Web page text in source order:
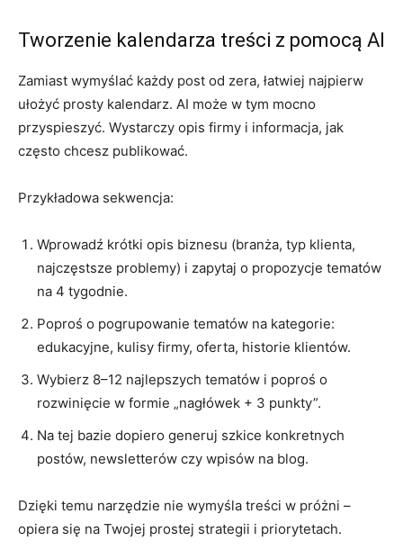
Tworzenie kalendarza treści z pomocą AI
Zamiast wymyślać każdy post od zera, łatwiej najpierw
ułożyć prosty kalendarz. AI może w tym mocno
przyspieszyć. Wystarczy opis firmy i informacja, jak
często chcesz publikować.
Przykładowa sekwencja:
Wprowadź krótki opis biznesu (branża, typ klienta,
najczęstsze problemy) i zapytaj o propozycje tematów
na 4 tygodnie.
Poproś o pogrupowanie tematów na kategorie:
edukacyjne, kulisy firmy, oferta, historie klientów.
Wybierz 8–12 najlepszych tematów i poproś o
rozwinięcie w formie „nagłówek + 3 punkty”.
Na tej bazie dopiero generuj szkice konkretnych
postów, newsletterów czy wpisów na blog.
Dzięki temu narzędzie nie wymyśla treści w próżni –
opiera się na Twojej prostej strategii i priorytetach.